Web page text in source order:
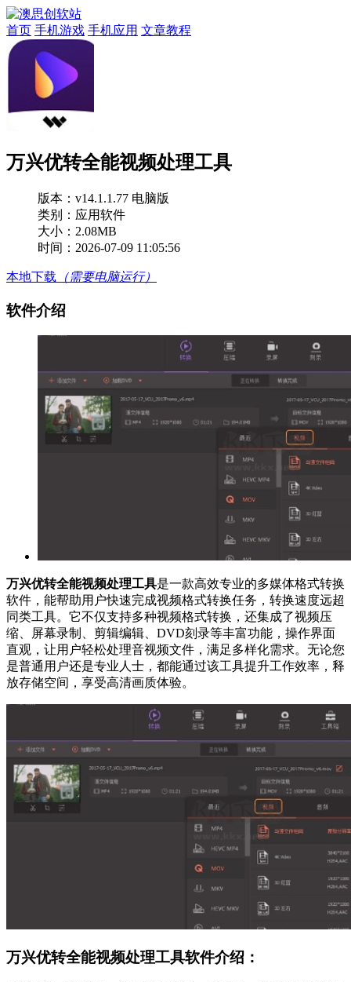
首页 手机游戏 手机应用 文章教程
万兴优转全能视频处理工具
版本： v14.1.1.77 电脑版
类别：应用软件
大小：2.08MB
时间：2026-07-09 11:05:56
本地下载 （需要电脑运行）
软件介绍
万兴优转全能视频处理工具是一款高效专业的多媒体格式转换
软件，能帮助用户快速完成视频格式转换任务，转换速度远超
同类工具。它不仅支持多种视频格式转换，还集成了视频压
缩、屏幕录制、剪辑编辑、DVD刻录等丰富功能，操作界面
直观，让用户轻松处理音视频文件，满足多样化需求。无论您
是普通用户还是专业人士，都能通过该工具提升工作效率，释
放存储空间，享受高清画质体验。
万兴优转全能视频处理工具软件介绍：